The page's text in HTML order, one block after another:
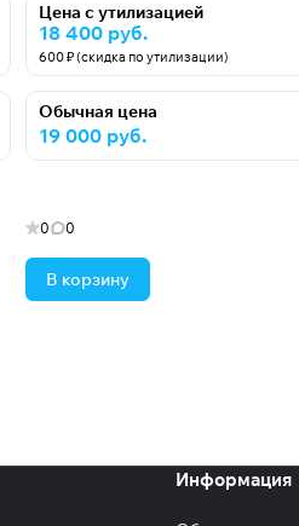
Цена с утилизацией
18 400 руб.
600 ₽ (скидка по утилизации)
Обычная цена
19 000 руб.
0 0
В корзину
Информация